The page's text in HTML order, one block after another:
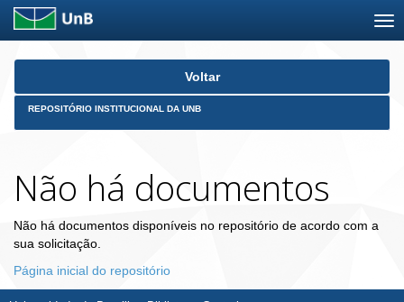
Skip
Voltar
REPOSITÓRIO INSTITUCIONAL DA UNB
Não há documentos
Não há documentos disponíveis no repositório de acordo com a
sua solicitação.
Página inicial do repositório